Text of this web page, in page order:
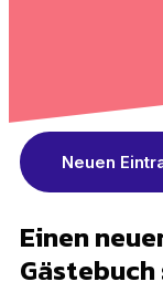
Einen